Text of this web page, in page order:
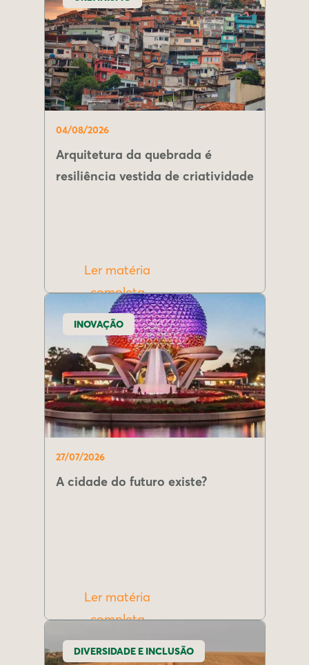
04/08/2026
Arquitetura da quebrada é
resiliência vestida de criatividade
Ler matéria
completa
INOVAÇÃO
27/07/2026
A cidade do futuro existe?
Ler matéria
completa
DIVERSIDADE E INCLUSÃO